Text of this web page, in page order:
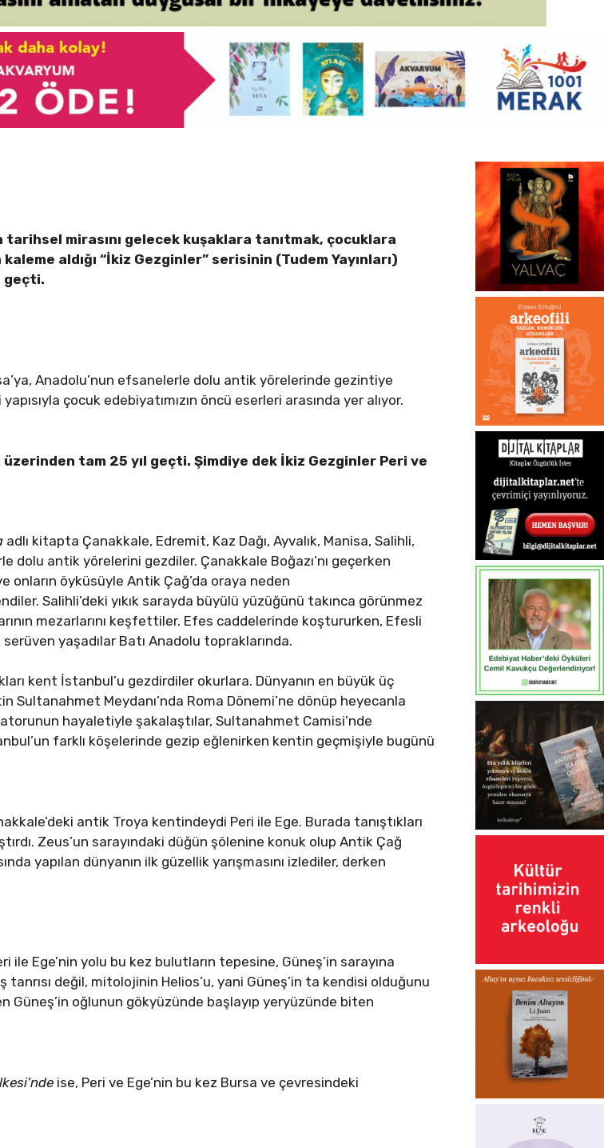
tarihsel mirasını gelecek kuşaklara tanıtmak, çocuklara
aldığı “İkiz Gezginler” serisinin (Tudem Yayınları)
geçti.
Anadolu’nun efsanelerle dolu antik yörelerinde gezintiye
çocuk edebiyatımızın öncü eserleri arasında yer alıyor.
üzerinden tam 25 yıl geçti. Şimdiye dek İkiz Gezginler Peri ve
adlı kitapta Çanakkale, Edremit, Kaz Dağı, Ayvalık, Manisa, Salihli,
dolu antik yörelerini gezdiler. Çanakkale Boğazı’nı geçerken
onların öyküsüyle Antik Çağ’da oraya neden
Salihli’deki yıkık sarayda büyülü yüzüğünü takınca görünmez
mezarlarını keşfettiler. Efes caddelerinde koştururken, Efesli
yaşadılar Batı Anadolu topraklarında.
kent İstanbul’u gezdirdiler okurlara. Dünyanın en büyük üç
Meydanı’nda Roma Dönemi’ne dönüp heyecanla
hayaletiyle şakalaştılar, Sultanahmet Camisi’nde
farklı köşelerinde gezip eğlenirken kentin geçmişiyle bugünü
antik Troya kentindeydi Peri ile Ege. Burada tanıştıkları
Zeus’un sarayındaki düğün şölenine konuk olup Antik Çağ
yapılan dünyanın ilk güzellik yarışmasını izlediler, derken
ile Ege’nin yolu bu kez bulutların tepesine, Güneş’in sarayına
tanrısı değil, mitolojinin Helios’u, yani Güneş’in ta kendisi olduğunu
Güneş’in oğlunun gökyüzünde başlayıp yeryüzünde biten
ise, Peri ve Ege’nin bu kez Bursa ve çevresindeki